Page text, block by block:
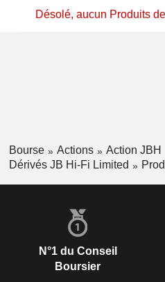
Désolé, aucun Produits
Bourse Actions
Action JBH
Dérivés JB Hi-Fi Limited
N°1 du Conseil
Boursier